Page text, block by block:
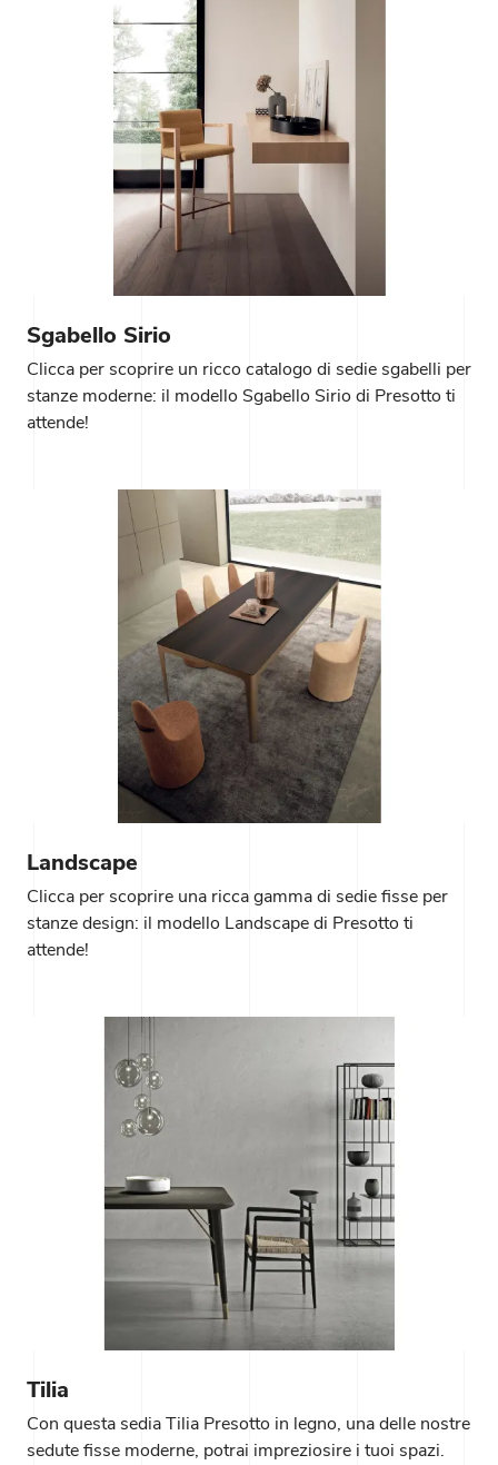
Sgabello Sirio
Clicca per scoprire un ricco catalogo di sedie sgabelli per
stanze moderne: il modello Sgabello Sirio di Presotto ti
attende!
Landscape
Clicca per scoprire una ricca gamma di sedie fisse per
stanze design: il modello Landscape di Presotto ti
attende!
Tilia
Con questa sedia Tilia Presotto in legno, una delle nostre
sedute fisse moderne, potrai impreziosire i tuoi spazi.